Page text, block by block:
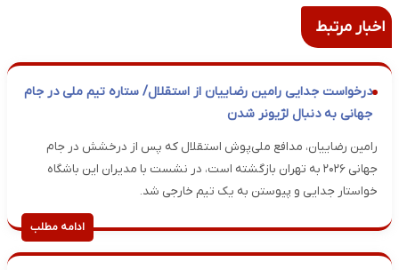
اخبار مرتبط
درخواست جدایی رامین رضاییان از استقلال/ ستاره تیم ملی در جام
جهانی به دنبال لژیونر شدن
رامین رضاییان، مدافع ملی‌پوش استقلال که پس از درخشش در جام
جهانی ۲۰۲۶ به تهران بازگشته است، در نشست با مدیران این باشگاه
خواستار جدایی و پیوستن به یک تیم خارجی شد.
ادامه مطلب